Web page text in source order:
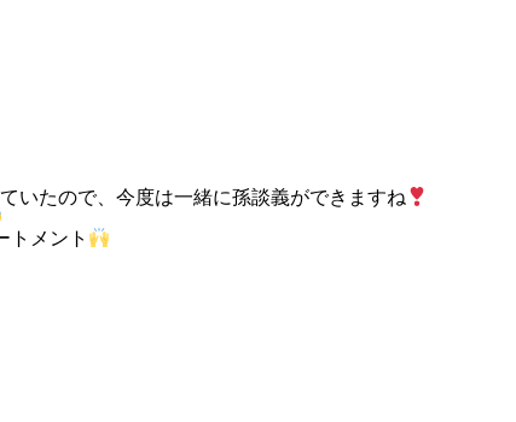
いたので、今度は一緒に孫談義ができますね
トメント